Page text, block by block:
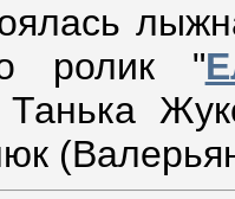
ролик "
Танька